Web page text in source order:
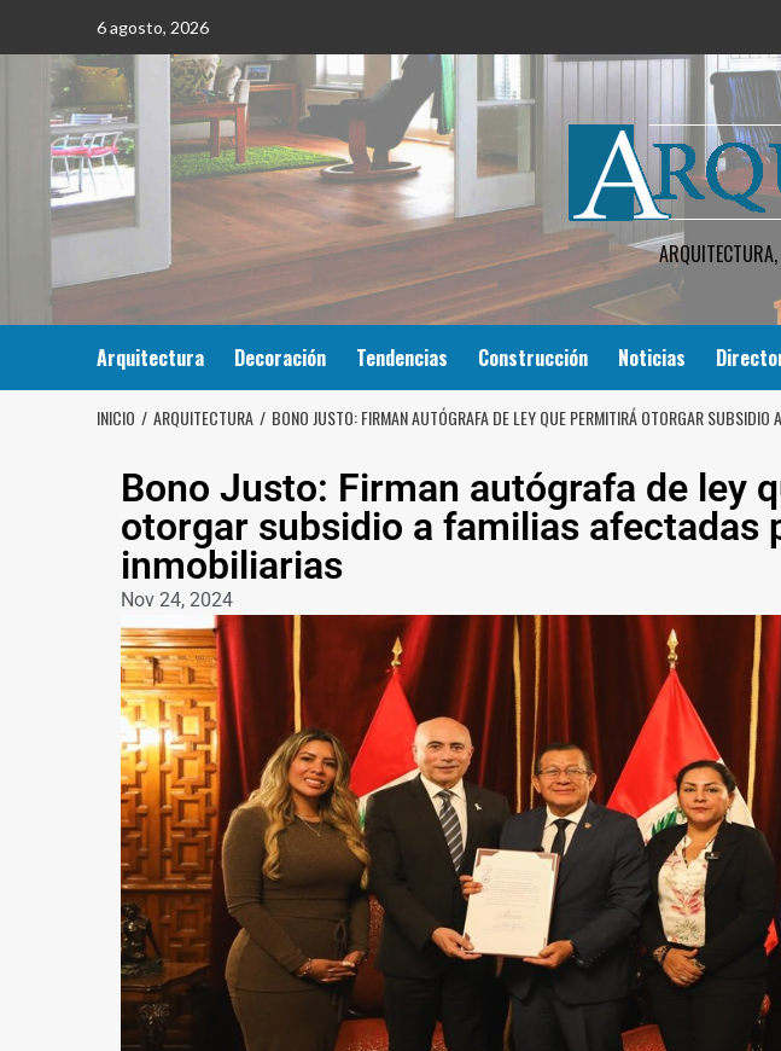
6 agosto, 2026
Arquitectura Decoración Tendencias Construcción Noticias
INICIO ARQUITECTURA BONO JUSTO: FIRMAN AUTÓGRAFA DE LEY QUE PERMITIRÁ OTORGAR
Bono Justo: Firman autógrafa de ley
otorgar subsidio a familias afectadas
inmobiliarias
Nov 24, 2024